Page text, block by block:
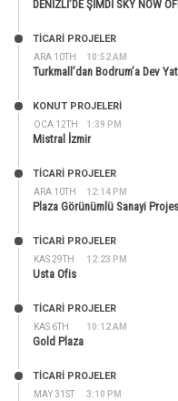
DENİZLİ’DE ŞİMDİ SKY NOW
ARA 10TH 10:52 AM
TİCARİ PROJELER
Turkmall’dan Bodrum’a Dev
OCA 12TH 1:39 PM
KONUT PROJELERI
Mistral İzmir
ARA 10TH 12:14 PM
TİCARİ PROJELER
Plaza Görünümlü Sanayi
KAS 29TH 12:23 PM
TİCARİ PROJELER
Usta Ofis
KAS 6TH 10:12 AM
TİCARİ PROJELER
Gold Plaza
MAY 31ST 3:10 PM
TİCARİ PROJELER